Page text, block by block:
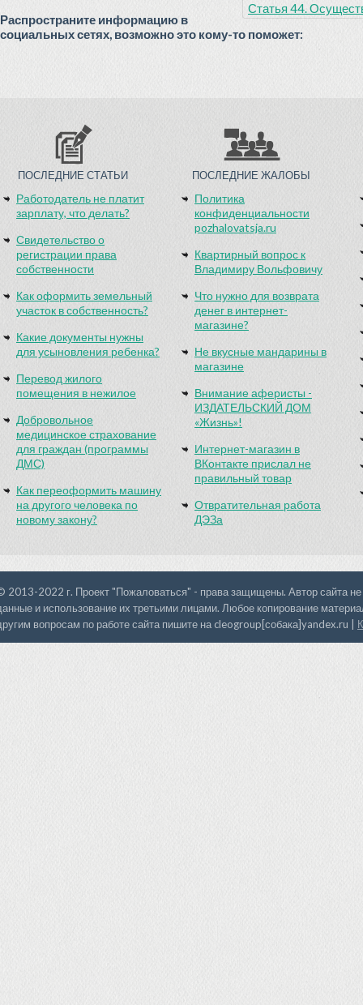
Статья 44.
Распространите информацию в
социальных сетях, возможно это кому-то поможет:
ПОСЛЕДНИЕ СТАТЬИ
Работодатель не платит
зарплату, что делать?
Свидетельство о
регистрации права
собственности
Как оформить земельный
участок в собственность?
Какие документы нужны
для усыновления ребенка?
Перевод жилого
помещения в нежилое
Добровольное
медицинское страхование
для граждан (программы
ДМС)
Как переоформить машину
на другого человека по
новому закону?
ПОСЛЕДНИЕ ЖАЛОБЫ
Политика
конфиденциальности
pozhalovatsja.ru
Квартирный вопрос к
Владимиру Вольфовичу
Что нужно для возврата
денег в интернет-
магазине?
Не вкусные мандарины в
магазине
Внимание аферисты -
ИЗДАТЕЛЬСКИЙ ДОМ
«Жизнь»!
Интернет-магазин в
ВКонтакте прислал не
правильный товар
Отвратительная работа
ДЭЗа
2013-2022 г. Проект "Пожаловаться" - права защищены. Автор сайта не
и использование их третьими лицами. Любое копирование
вопросам по работе сайта пишите на cleogroup[собака]yandex.ru |